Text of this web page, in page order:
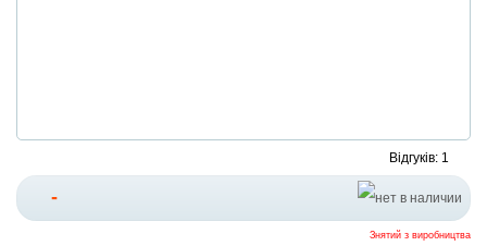
Відгуків: 1
-
Знятий з виробництва